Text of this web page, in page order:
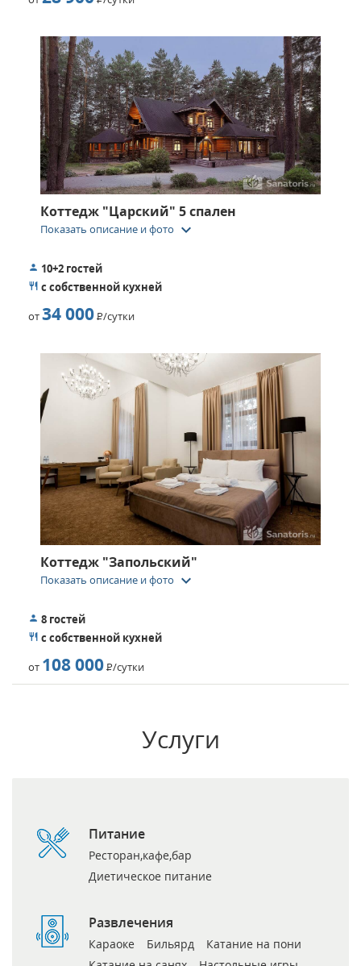
Коттедж "Царский" 5 спален
Показать описание и фото keyboard_arrow_down
10+2 гостей
с собственной кухней
от34 000Р/сутки
Коттедж "Запольский"
Показать описание и фото keyboard_arrow_down
8 гостей
с собственной кухней
от 108 000Р/сутки
Услуги
Питание
Ресторан,кафе,бар
Диетическое питание
Развлечения
Караоке Бильярд
Катание на пони